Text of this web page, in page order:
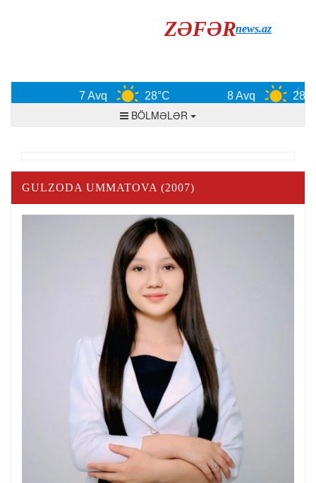
ZƏFƏRnews.az
7 Avq 28°C 8 Avq 28°C
BÖLMƏLƏR
GULZODA UMMATOVA (2007)